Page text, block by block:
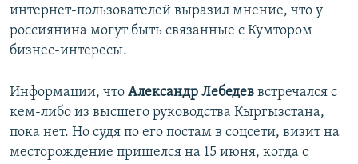
интернет-пользователей выразил мнение, что у
россиянина могут быть связанные с Кумтором
бизнес-интересы.
Информации, что Александр Лебедев встречался с
кем-либо из высшего руководства Кыргызстана,
пока нет. Но судя по его постам в соцсети, визит на
месторождение пришелся на 15 июня, когда с